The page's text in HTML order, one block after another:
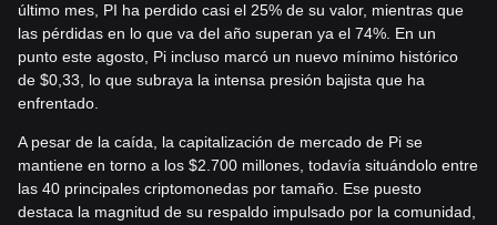
último mes, PI ha perdido casi el 25% de su valor, mientras que
las pérdidas en lo que va del año superan ya el 74%. En un
punto este agosto, Pi incluso marcó un nuevo mínimo histórico
de $0,33, lo que subraya la intensa presión bajista que ha
enfrentado.
A pesar de la caída, la capitalización de mercado de Pi se
mantiene en torno a los $2.700 millones, todavía situándolo entre
las 40 principales criptomonedas por tamaño. Ese puesto
destaca la magnitud de su respaldo impulsado por la comunidad,